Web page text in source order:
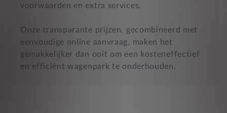
voorwaarden en extra services.
Onze transparante prijzen, gecombineerd met
eenvoudige online aanvraag, maken het
gemakkelijker dan ooit om een kosteneffectief
en efficiënt wagenpark te onderhouden.